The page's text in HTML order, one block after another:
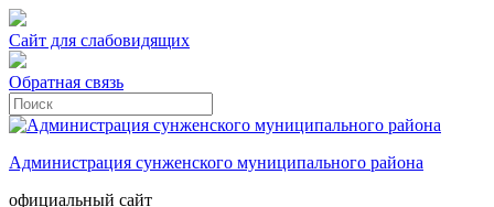
Сайт для слабовидящих
Обратная связь
Администрация сунженского муниципального района
официальный сайт